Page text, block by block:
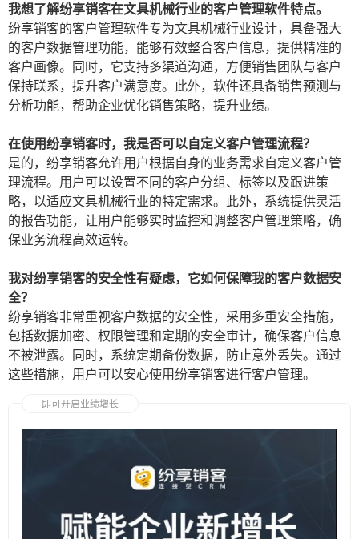
我想了解纷享销客在文具机械行业的客户管理软件特点。
纷享销客的客户管理软件专为文具机械行业设计，具备强大
的客户数据管理功能，能够有效整合客户信息，提供精准的
客户画像。同时，它支持多渠道沟通，方便销售团队与客户
保持联系，提升客户满意度。此外，软件还具备销售预测与
分析功能，帮助企业优化销售策略，提升业绩。
在使用纷享销客时，我是否可以自定义客户管理流程？
是的，纷享销客允许用户根据自身的业务需求自定义客户管
理流程。用户可以设置不同的客户分组、标签以及跟进策
略，以适应文具机械行业的特定需求。此外，系统提供灵活
的报告功能，让用户能够实时监控和调整客户管理策略，确
保业务流程高效运转。
我对纷享销客的安全性有疑虑，它如何保障我的客户数据安
全？
纷享销客非常重视客户数据的安全性，采用多重安全措施，
包括数据加密、权限管理和定期的安全审计，确保客户信息
不被泄露。同时，系统定期备份数据，防止意外丢失。通过
这些措施，用户可以安心使用纷享销客进行客户管理。
即可开启业绩增长